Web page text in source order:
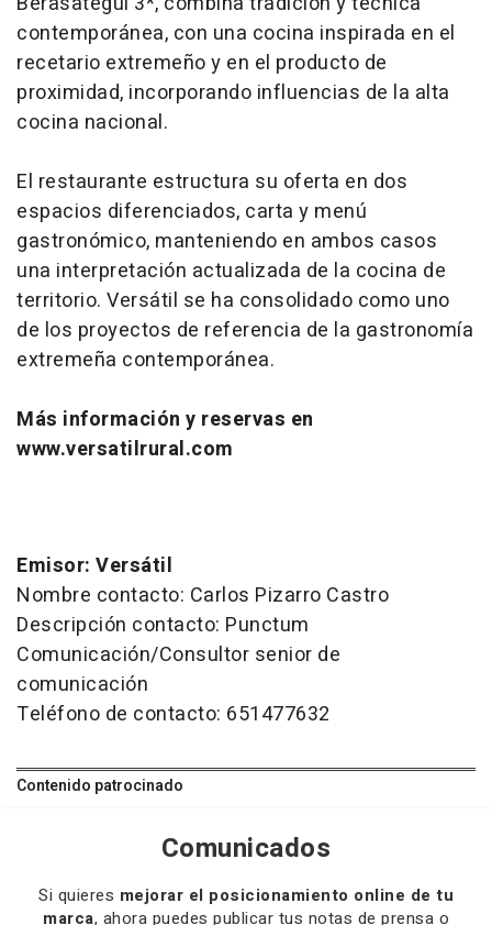
contemporánea, con una cocina inspirada en el
recetario extremeño y en el producto de
proximidad, incorporando influencias de la alta
cocina nacional.
El restaurante estructura su oferta en dos
espacios diferenciados, carta y menú
gastronómico, manteniendo en ambos casos
una interpretación actualizada de la cocina de
territorio. Versátil se ha consolidado como uno
de los proyectos de referencia de la gastronomía
extremeña contemporánea.
Más información y reservas en
www.versatilrural.com
Emisor: Versátil
Nombre contacto: Carlos Pizarro Castro
Descripción contacto: Punctum
Comunicación/Consultor senior de
comunicación
Teléfono de contacto: 651477632
Contenido patrocinado
Comunicados
Si quieres mejorar el posicionamiento online de tu
marca, ahora puedes publicar tus notas de prensa o